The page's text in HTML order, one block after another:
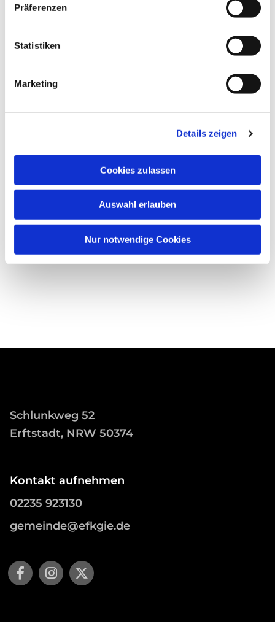
Präferenzen
Statistiken
Marketing
Details zeigen
Cookies zulassen
Auswahl erlauben
Nur notwendige Cookies
Schlunkweg 52
Erftstadt, NRW 50374
Kontakt aufnehmen
02235 923130
gemeinde@efkgie.de